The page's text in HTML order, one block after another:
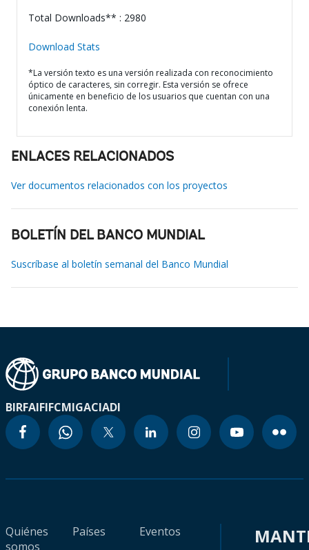
Total Downloads** : 2980
Download Stats
*La versión texto es una versión realizada con reconocimiento
óptico de caracteres, sin corregir. Esta versión se ofrece
únicamente en beneficio de los usuarios que cuentan con una
conexión lenta.
ENLACES RELACIONADOS
Ver documentos relacionados con los proyectos
BOLETÍN DEL BANCO MUNDIAL
Suscríbase al boletín semanal del Banco Mundial
BIRFAIFIFCMIGACIADI
Quiénes
somos
Países
Eventos